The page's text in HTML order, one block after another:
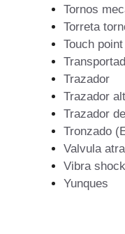
Tornos
Torreta
Touch point
Trazador
Trazador
Trazador
Tronzado
Valvula
Vibra shock
Yunques